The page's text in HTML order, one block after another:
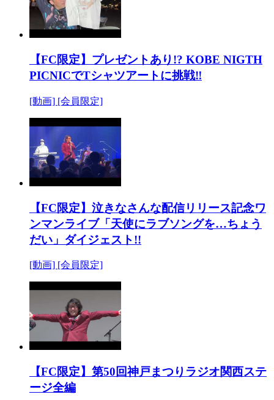
【FC限定】プレゼントあり!? KOBE NIGTH
PICNICでTシャツアートに挑戦‼
[動画] [会員限定]
【FC限定】泣きなさんな配信リリース記念ワ
ンマンライブ「天使にラブソングを…ちょう
だい」ダイジェスト!!
[動画] [会員限定]
【FC限定】第50回神戸まつりラジオ関西ステ
ージ全編